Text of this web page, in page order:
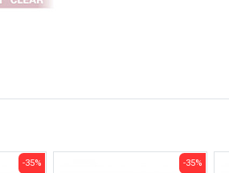
-35% -35%